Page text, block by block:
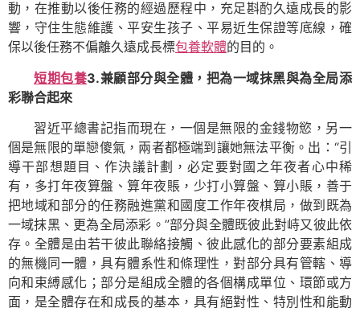
動，在推動以後任務的經過歷程中，充足斟酌久遠成長的影
響，守住生態維護、平安生孩子、平易近生保證等底線，確
保以後任務不偏離久遠成長標包養軟體的目的。
短期包養3.兼顧部分與全體，把為一域抹黑與為全局添
彩聯合起來
習近平總書記指而現在，一個是無限的金錢物慾，另一
個是無限的單戀傻氣，兩者都極端到讓她無法平衡。出：“引
導干部想題目、作決議計劃，必定要對國之年夜者心中稀
有，多打年夜算盤、算年夜賬，少打小算盤、算小賬，善于
把地域和部分的任務融進黨和國度工作年夜棋局，做到既為
一域抹黑、更為全局添彩。”部分與全體既彼此對峙又彼此依
存。全體是由若干彼此聯絡接觸、彼此感化的部分要素組成
的無機同一體，具有體系性和條理性，對部分具有管轄、導
向和束縛感化；部分是組成全體的各個構成單位、環節或方
面，是全體存在和成長的基本，具有絕對性、特別性和能動